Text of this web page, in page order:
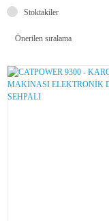
Stoktakiler